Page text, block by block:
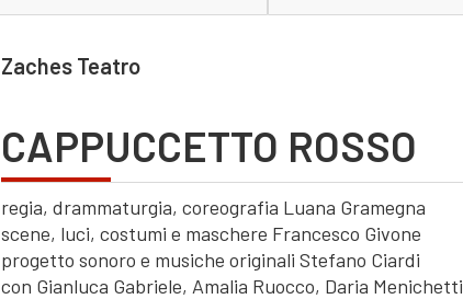
Zaches Teatro
CAPPUCCETTO ROSSO
regia, drammaturgia, coreografia Luana Gramegna
scene, luci, costumi e maschere Francesco Givone
progetto sonoro e musiche originali Stefano Ciardi
con Gianluca Gabriele, Amalia Ruocco, Daria Menichetti